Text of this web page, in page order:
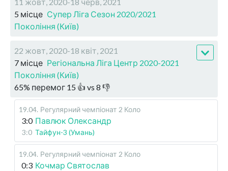
11 жовт, 2020-18 черв, 2021
5 місце Супер Ліга Сезон 2020/2021
Покоління (Київ)
22 жовт, 2020-18 квіт, 2021
7 місце Регіональна Ліга Центр 2020-2021
Покоління (Київ)
65% перемог 15 👍 vs 8 👎
19.04. Регулярний чемпіонат 2 Коло
3:0 Павлюк Олександр
3:0 Тайфун-3 (Умань)
19.04. Регулярний чемпіонат 2 Коло
0:3 Кочмар Святослав